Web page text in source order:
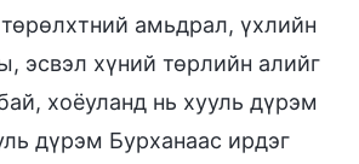
амьдрал, үхлийн
эсвэл хүний төрлийн алийг
хоёуланд нь хууль дүрэм
дүрэм Бурханаас ирдэг